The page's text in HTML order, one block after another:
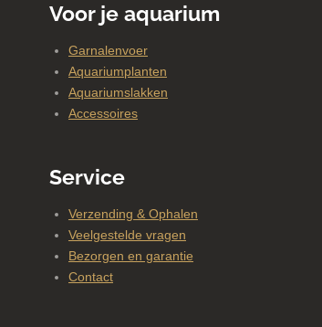
Voor je aquarium
Garnalenvoer
Aquariumplanten
Aquariumslakken
Accessoires
Service
Verzending & Ophalen
Veelgestelde vragen
Bezorgen en garantie
Contact